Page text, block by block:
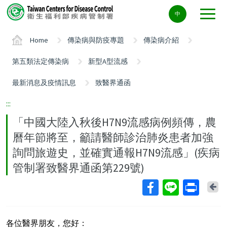
Center
block
中
Home 傳染病與防疫專題 傳染病介紹
第五類法定傳染病 新型A型流感
最新消息及疫情訊息 致醫界通函
:::
「中國大陸入秋後H7N9流感病例頻傳，農
曆年節將至，籲請醫師診治肺炎患者加強
詢問旅遊史，並確實通報H7N9流感」(疾病
管制署致醫界通函第229號)
各位醫界朋友，您好：